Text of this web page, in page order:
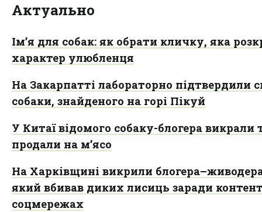
Актуально
Ім’я для собак: як обрати кличку, яка
характер улюбленця
На Закарпатті лабораторно підтвердили
собаки, знайденого на горі Пікуй
У Китаї відомого собаку-блогера викрали
продали на мʼясо
На Харківщині викрили
який вбивав диких лисиць заради
соцмережах